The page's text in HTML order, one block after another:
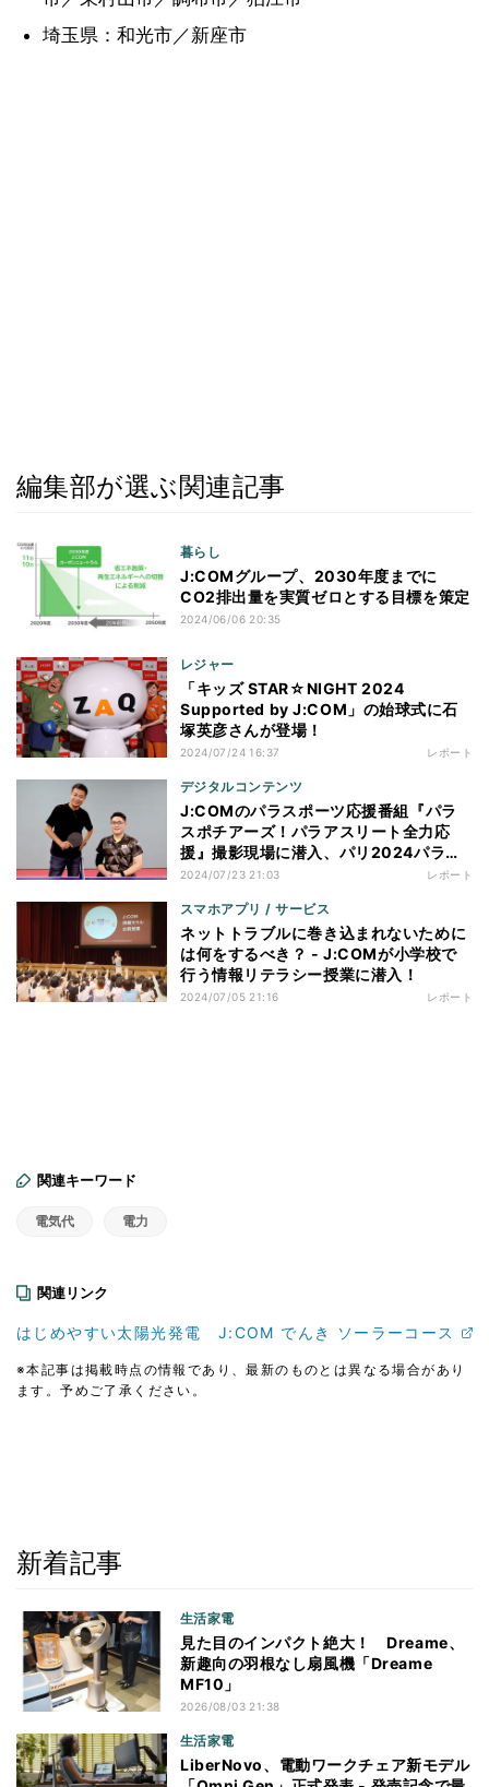
埼玉県：和光市／新座市
編集部が選ぶ関連記事
暮らし
J:COMグループ、2030年度までに
CO2排出量を実質ゼロとする目標を策定
2024/06/06 20:35
レジャー
「キッズ STAR☆NIGHT 2024
Supported by J:COM」の始球式に石
塚英彦さんが登場！
2024/07/24 16:37 レポート
デジタルコンテンツ
J:COMのパラスポーツ応援番組『パラ
スポチアーズ！パラアスリート全力応
援』撮影現場に潜入、パリ2024パラリ
ンピック番組総合MCの中山秀征さんに
2024/07/23 21:03 レポート
スマホアプリ / サービス
ネットトラブルに巻き込まれないために
は何をするべき？ - J:COMが小学校で
行う情報リテラシー授業に潜入！
2024/07/05 21:16 レポート
関連キーワード
電気代 電力
関連リンク
はじめやすい太陽光発電 J:COM でんき ソーラーコース
※本記事は掲載時点の情報であり、最新のものとは異なる場合があり
ます。予めご了承ください。
新着記事
生活家電
見た目のインパクト絶大！ Dreame、
新趣向の羽根なし扇風機「Dreame
MF10」
2026/08/03 21:38
生活家電
LiberNovo、電動ワークチェア新モデル